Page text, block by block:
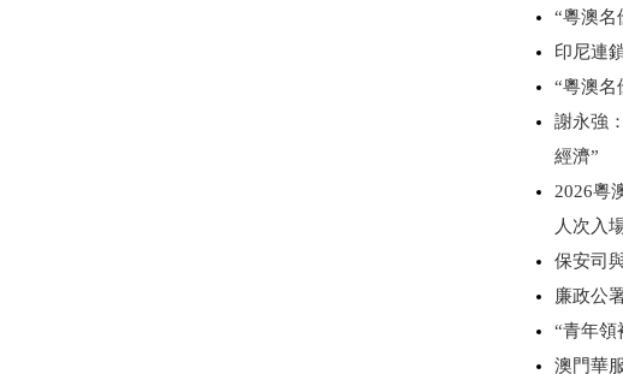
“粵澳
印尼連
“粵澳
謝永強
經濟”
2026粵
人次入
保安司
廉政公
“青年
澳門華